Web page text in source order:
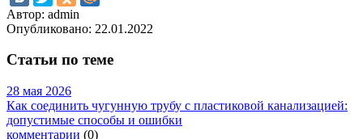
Автор: admin
Опубликовано: 22.01.2022
Статьи по теме
28 мая 2026
Как соединить чугунную трубу с пластиковой канализацией:
допустимые способы и ошибки
комментарии (0)